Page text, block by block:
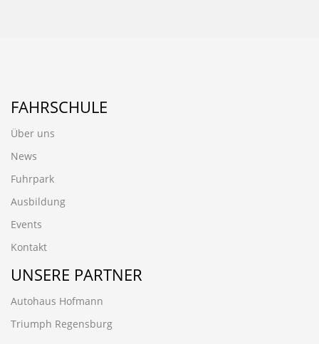
FAHRSCHULE
Über uns
News
Fuhrpark
Ausbildung
Events
Kontakt
UNSERE PARTNER
Autohaus Hofmann
Triumph Regensburg